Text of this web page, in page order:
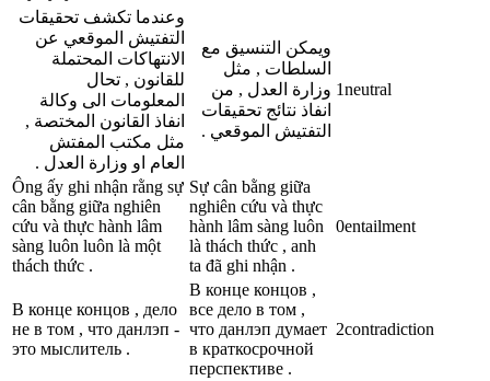
وعندما تكشف تحقيقات
التفتيش الموقعي عن
الانتهاكات المحتملة
للقانون , تحال
المعلومات الى وكالة
انفاذ القانون المختصة ,
مثل مكتب المفتش
العام او وزارة العدل .
ويمكن التنسيق مع
السلطات , مثل
وزارة العدل , من
انفاذ نتائج تحقيقات
التفتيش الموقعي .
1neutral
Ông ấy ghi nhận rằng sự
cân bằng giữa nghiên
cứu và thực hành lâm
sàng luôn luôn là một
thách thức .
Sự cân bằng giữa
nghiên cứu và thực
hành lâm sàng luôn
là thách thức , anh
ta đã ghi nhận .
0entailment
В конце концов , дело
не в том , что данлэп -
это мыслитель .
В конце концов ,
все дело в том ,
что данлэп думает
в краткосрочной
перспективе .
2contradiction